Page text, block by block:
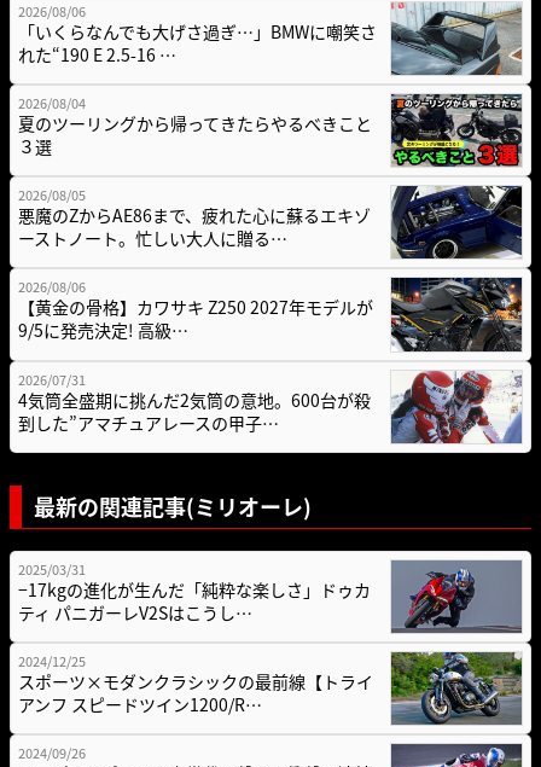
2026/08/06
「いくらなんでも大げさ過ぎ…」BMWに嘲笑さ
れた“190 E 2.5-16 …
2026/08/04
夏のツーリングから帰ってきたらやるべきこと
３選
2026/08/05
悪魔のZからAE86まで、疲れた心に蘇るエキゾ
ーストノート。忙しい大人に贈る…
2026/08/06
【黄金の骨格】カワサキ Z250 2027年モデルが
9/5に発売決定! 高級…
2026/07/31
4気筒全盛期に挑んだ2気筒の意地。600台が殺
到した”アマチュアレースの甲子…
最新の関連記事(ミリオーレ)
2025/03/31
−17kgの進化が生んだ「純粋な楽しさ」ドゥカ
ティ パニガーレV2Sはこうし…
2024/12/25
スポーツ×モダンクラシックの最前線【トライ
アンフ スピードツイン1200/R…
2024/09/26